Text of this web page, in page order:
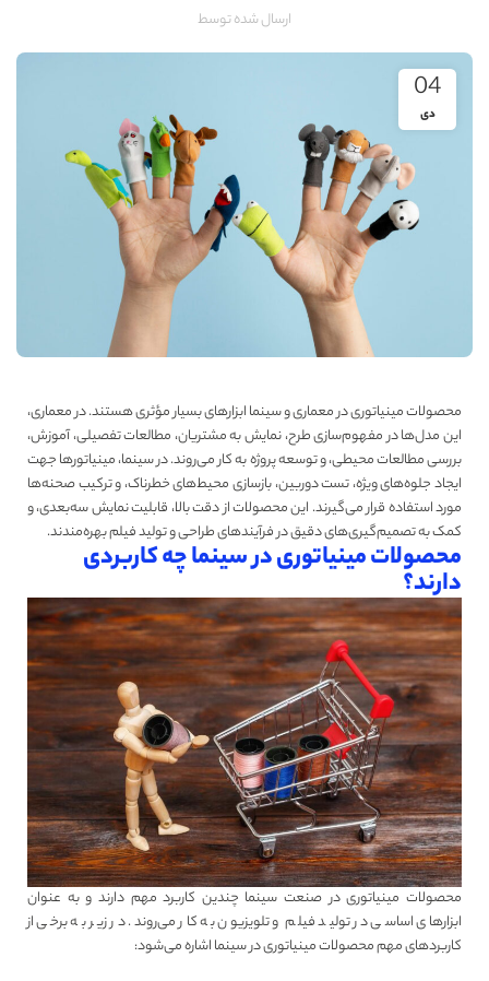
ارسال شده توسط
04
دی
محصولات مینیاتوری در معماری و سینما ابزارهای بسیار مؤثری هستند. در معماری،
این مدل‌ها در مفهوم‌سازی طرح، نمایش به مشتریان، مطالعات تفصیلی، آموزش،
بررسی مطالعات محیطی، و توسعه پروژه به کار می‌روند. در سینما، مینیاتورها جهت
ایجاد جلوه‌های ویژه، تست دوربین، بازسازی محیط‌های خطرناک، و ترکیب صحنه‌ها
مورد استفاده قرار می‌گیرند. این محصولات از دقت بالا، قابلیت نمایش سه‌بعدی، و
کمک به تصمیم‌گیری‌های دقیق در فرآیندهای طراحی و تولید فیلم بهره‌مندند.
محصولات مینیاتوری در سینما چه کاربردی
دارند؟
محصولات مینیاتوری در صنعت سینما چندین کاربرد مهم دارند و به عنوان
ابزارهای اساسی در تولید فیلم و تلویزیون به کار می‌روند. در زیر به برخی از
کاربردهای مهم محصولات مینیاتوری در سینما اشاره می‌شود: